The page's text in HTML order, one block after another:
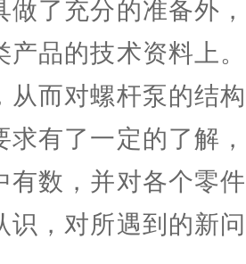
做了充分的准备外
产品的技术资料上
从而对螺杆泵的结
求有了一定的了解
有数，并对各个零
识，对所遇到的新